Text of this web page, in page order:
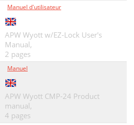
Manuel d'utilisateur
APW Wyott w/EZ-Lock User's
Manual,
2 pages
Manuel
APW Wyott CMP-24 Product
manual,
4 pages